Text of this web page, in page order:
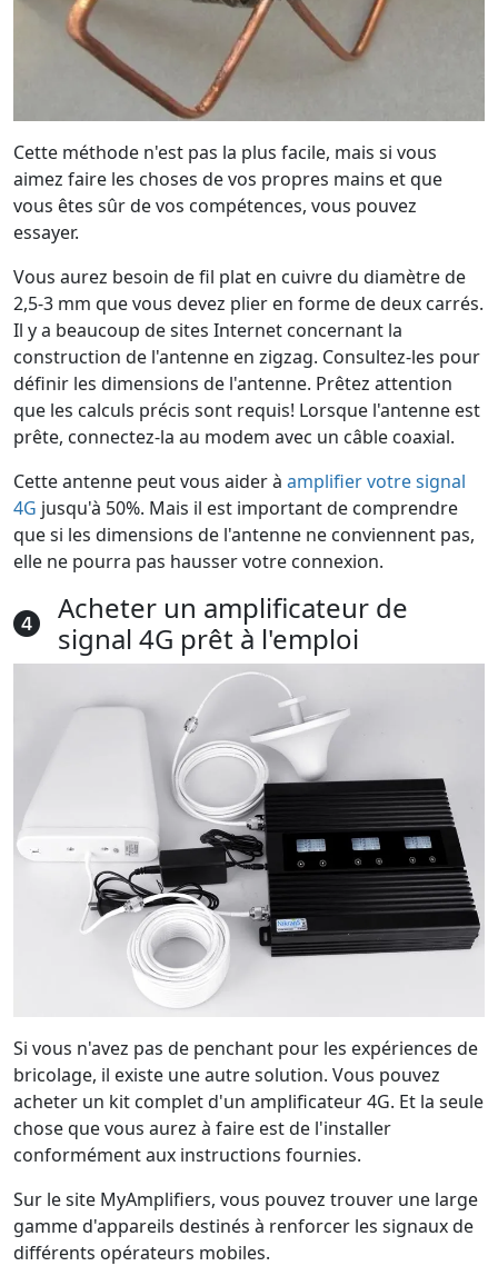
Cette méthode n'est pas la plus facile, mais si vous
aimez faire les choses de vos propres mains et que
vous êtes sûr de vos compétences, vous pouvez
essayer.
Vous aurez besoin de fil plat en cuivre du diamètre de
2,5-3 mm que vous devez plier en forme de deux carrés.
Il y a beaucoup de sites Internet concernant la
construction de l'antenne en zigzag. Consultez-les pour
définir les dimensions de l'antenne. Prêtez attention
que les calculs précis sont requis! Lorsque l'antenne est
prête, connectez-la au modem avec un câble coaxial.
Cette antenne peut vous aider à amplifier votre signal
4G jusqu'à 50%. Mais il est important de comprendre
que si les dimensions de l'antenne ne conviennent pas,
elle ne pourra pas hausser votre connexion.
Acheter un amplificateur de
signal 4G prêt à l'emploi
Si vous n'avez pas de penchant pour les expériences de
bricolage, il existe une autre solution. Vous pouvez
acheter un kit complet d'un amplificateur 4G. Et la seule
chose que vous aurez à faire est de l'installer
conformément aux instructions fournies.
Sur le site MyAmplifiers, vous pouvez trouver une large
gamme d'appareils destinés à renforcer les signaux de
différents opérateurs mobiles.